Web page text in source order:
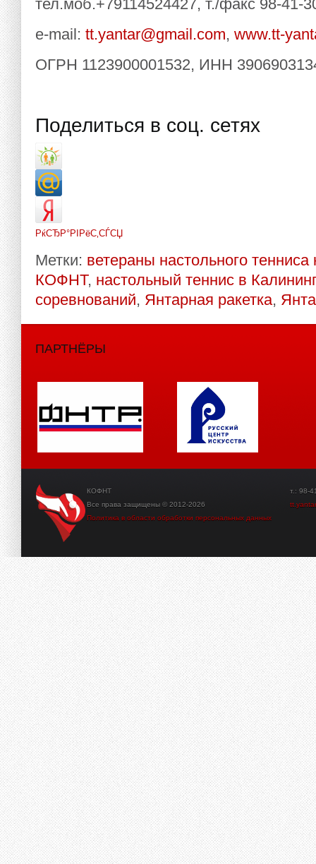
тел.моб.+79114524427, т./факс 98-41-
e-mail: tt.yantar@gmail.com, www.tt-
ОГРН 1123900001532, ИНН
Поделиться в соц. сетях
РќСЂР°РІРёС‚СЃСЏ
Метки: ветераны настольного тенниса
КОФНТ, настольный теннис в
соревнований, Янтарная ракетка,
ПАРТНЁРЫ
КОФНТ
Все права защищены © 2012-2026
Политика в области обработки персональных данных
т.: 98-41-